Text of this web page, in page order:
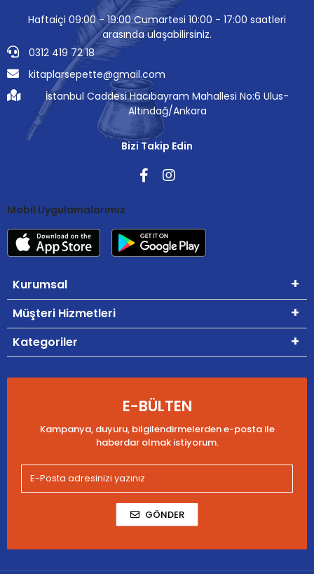
Haftaiçi 09:00 - 19:00 Cumartesi 10:00 - 17:00 saatleri
arasında ulaşabilirsiniz.
0312 419 72 18
kitaplarsepette@gmail.com
İstanbul Caddesi Hacıbayram Mahallesi No:6 Ulus-
Altındağ/Ankara
Bizi Takip Edin
Mobil Uygulamalarımız
Kurumsal
Müşteri Hizmetleri
Kategoriler
E-BÜLTEN
Kampanya, duyuru, bilgilendirmelerden e-posta ile
haberdar olmak istiyorum.
GÖNDER